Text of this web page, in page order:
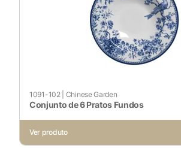
Voltar ao site
1091-102| Chinese Garden
Conjunto de 6 Pratos Fundos
Ver produto